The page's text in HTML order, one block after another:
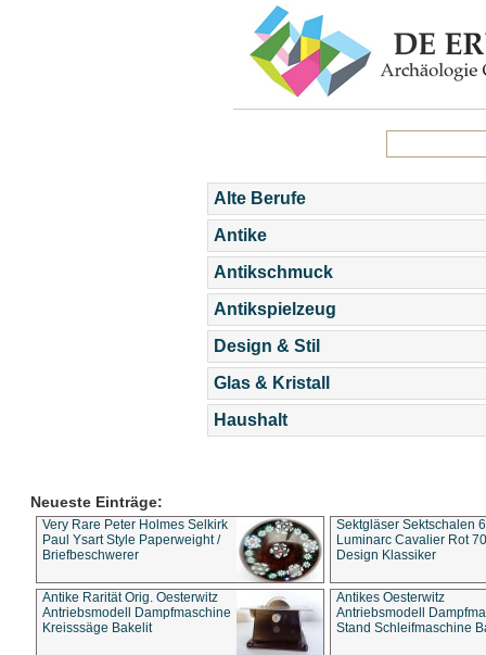
Alte Berufe
Antike
Antikschmuck
Antikspielzeug
Design & Stil
Glas & Kristall
Haushalt
Neueste Einträge:
Very Rare Peter Holmes Selkirk
Paul Ysart Style Paperweight /
Briefbeschwerer
Sektgläser Sektschalen
Luminarc Cavalier Rot
Design Klassiker
Antike Rarität Orig. Oesterwitz
Antriebsmodell Dampfmaschine
Kreisssäge Bakelit
Antikes Oesterwitz
Antriebsmodell
Stand Schleifmaschine